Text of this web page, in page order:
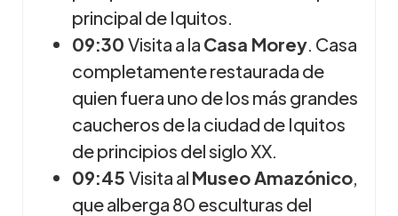
principal de Iquitos.
09:30 Visita a la Casa Morey . Casa
completamente restaurada de
quien fuera uno de los más grandes
caucheros de la ciudad de Iquitos
de principios del siglo XX.
09:45 Visita al Museo Amazónico
que alberga 80 esculturas del